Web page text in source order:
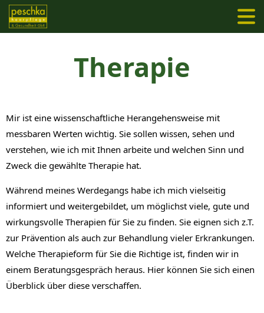
Therapie
Mir ist eine wissenschaftliche Herangehensweise mit
messbaren Werten wichtig. Sie sollen wissen, sehen und
verstehen, wie ich mit Ihnen arbeite und welchen Sinn und
Zweck die gewählte Therapie hat.
Während meines Werdegangs habe ich mich vielseitig
informiert und weitergebildet, um möglichst viele, gute und
wirkungsvolle Therapien für Sie zu finden. Sie eignen sich z.T.
zur Prävention als auch zur Behandlung vieler Erkrankungen.
Welche Therapieform für Sie die Richtige ist, finden wir in
einem Beratungsgespräch heraus. Hier können Sie sich einen
Überblick über diese verschaffen.